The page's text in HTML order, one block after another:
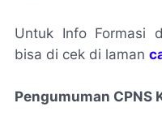
Untuk Info Formasi
bisa di cek di laman
Pengumuman CPNS